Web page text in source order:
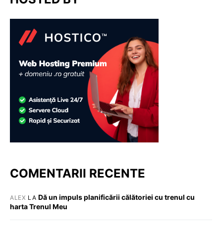
COMENTARII RECENTE
ALEX LA Dă un impuls planificării călătoriei cu trenul cu
harta Trenul Meu